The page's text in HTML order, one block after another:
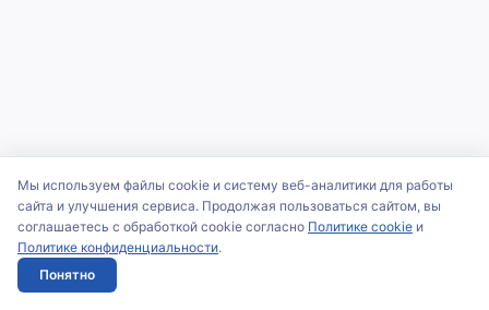
Мы используем файлы cookie и систему веб-аналитики для работы
сайта и улучшения сервиса. Продолжая пользоваться сайтом, вы
соглашаетесь с обработкой cookie согласно Политике cookie и
Политике конфиденциальности.
Понятно